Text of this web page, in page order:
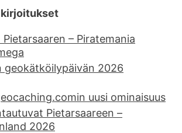
– Piratemania
geokätköilypäivän 2026
uusi ominaisuus
Pietarsaareen –
2026